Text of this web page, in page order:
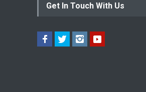
Get In Touch With Us